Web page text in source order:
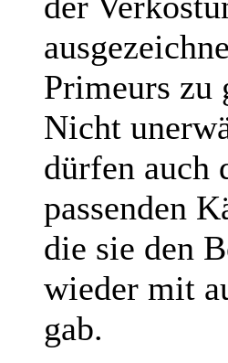
Primeurs zu
Nicht
dürfen auch
passenden
die sie den
wieder mit
gab.